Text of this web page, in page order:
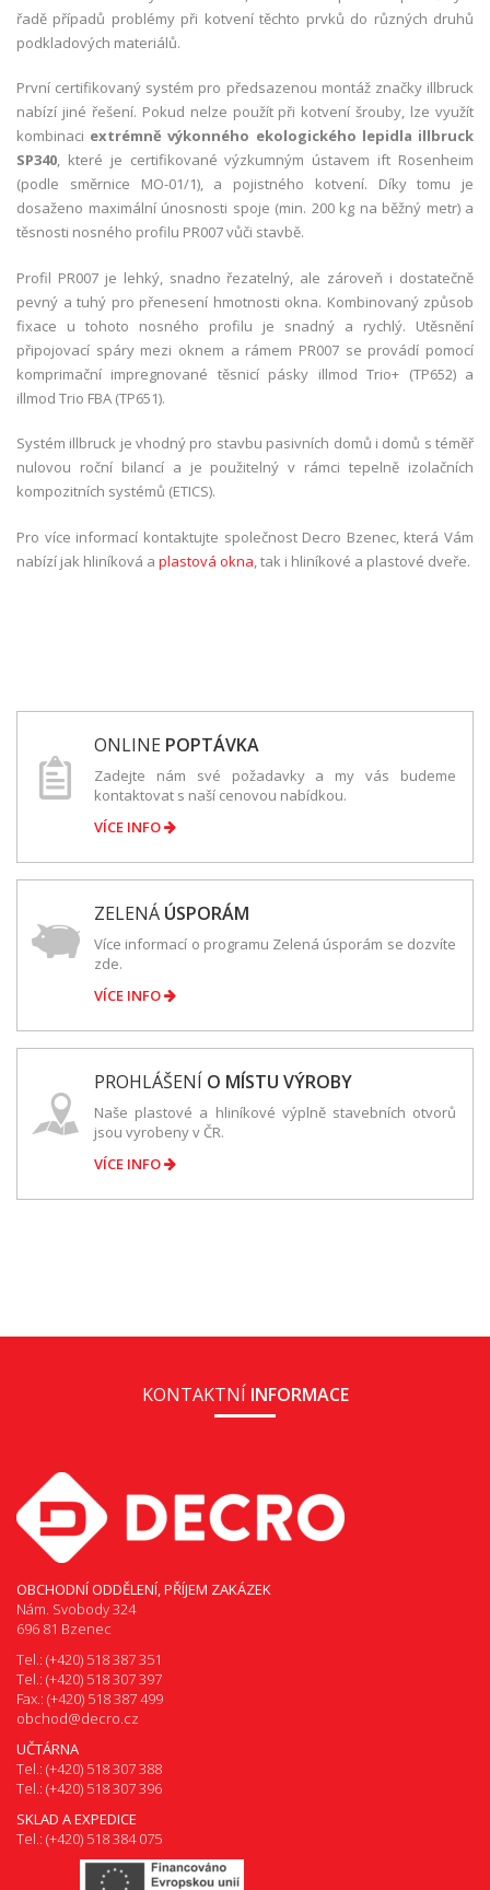
řadě případů problémy při kotvení těchto prvků do různých druhů
podkladových materiálů.
První certifikovaný systém pro předsazenou montáž značky illbruck
nabízí jiné řešení. Pokud nelze použít při kotvení šrouby, lze využít
kombinaci extrémně výkonného ekologického lepidla illbruck
SP340, které je certifikované výzkumným ústavem ift Rosenheim
(podle směrnice MO-01/1), a pojistného kotvení. Díky tomu je
dosaženo maximální únosnosti spoje (min. 200 kg na běžný metr) a
těsnosti nosného profilu PR007 vůči stavbě.
Profil PR007 je lehký, snadno řezatelný, ale zároveň i dostatečně
pevný a tuhý pro přenesení hmotnosti okna. Kombinovaný způsob
fixace u tohoto nosného profilu je snadný a rychlý. Utěsnění
připojovací spáry mezi oknem a rámem PR007 se provádí pomocí
komprimační impregnované těsnicí pásky illmod Trio+ (TP652) a
illmod Trio FBA (TP651).
Systém illbruck je vhodný pro stavbu pasivních domů i domů s téměř
nulovou roční bilancí a je použitelný v rámci tepelně izolačních
kompozitních systémů (ETICS).
Pro více informací kontaktujte společnost Decro Bzenec, která Vám
nabízí jak hliníková a plastová okna, tak i hliníkové a plastové dveře.
ONLINE POPTÁVKA
Zadejte nám své požadavky a my vás budeme
kontaktovat s naší cenovou nabídkou.
VÍCE INFO
ZELENÁ ÚSPORÁM
Více informací o programu Zelená úsporám se dozvíte
zde.
VÍCE INFO
PROHLÁŠENÍ O MÍSTU VÝROBY
Naše plastové a hliníkové výplně stavebních otvorů
jsou vyrobeny v ČR.
VÍCE INFO
KONTAKTNÍ INFORMACE
OBCHODNÍ ODDĚLENÍ, PŘÍJEM ZAKÁZEK
Nám. Svobody 324
696 81 Bzenec
Tel.: (+420) 518 387 351
Tel.: (+420) 518 307 397
Fax.: (+420) 518 387 499
obchod@decro.cz
UČTÁRNA
Tel.: (+420) 518 307 388
Tel.: (+420) 518 307 396
SKLAD A EXPEDICE
Tel.: (+420) 518 384 075